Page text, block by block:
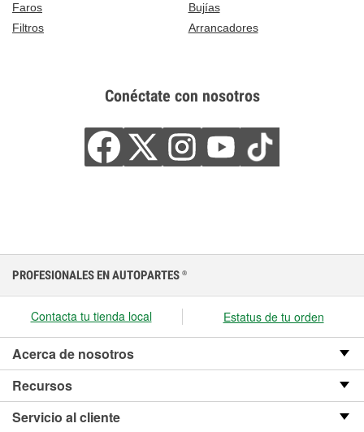
Faros
Bujías
Filtros
Arrancadores
Conéctate con nosotros
PROFESIONALES EN AUTOPARTES ®
Contacta tu tienda local Estatus de tu orden
Acerca de nosotros
Recursos
Servicio al cliente